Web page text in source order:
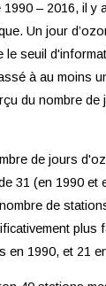
– 2016, il y
Un jour
le seuil
à au moins
du nombre
de jours
31 (en 1990 et
nombre de
plus
en 1990, et 21